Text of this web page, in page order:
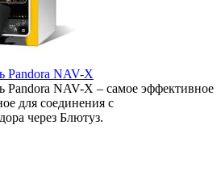
Pandora NAV-X
Pandora NAV-X – самое эффективное
для соединения с
через Блютуз.